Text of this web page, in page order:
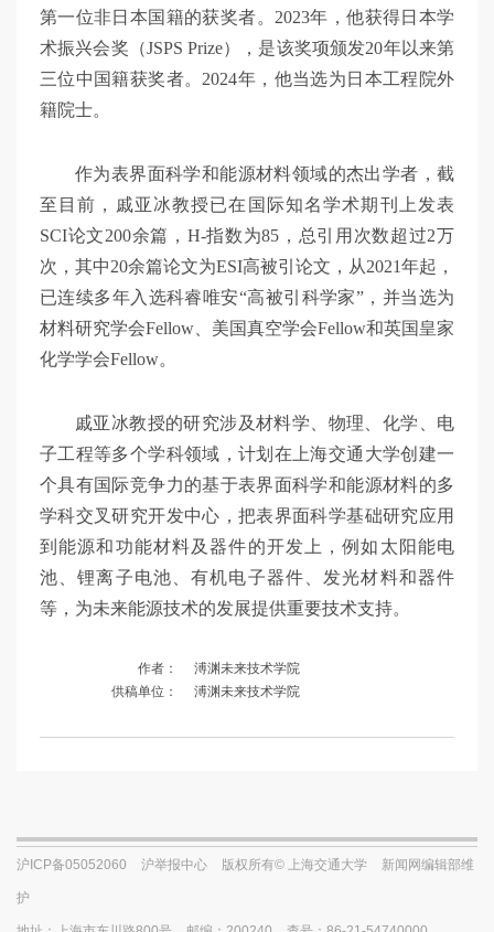
第一位非日本国籍的获奖者。2023年，他获得日本学
术振兴会奖（JSPS Prize），是该奖项颁发20年以来第
三位中国籍获奖者。2024年，他当选为日本工程院外
籍院士。
作为表界面科学和能源材料领域的杰出学者，截
至目前，戚亚冰教授已在国际知名学术期刊上发表
SCI论文200余篇，H-指数为85，总引用次数超过2万
次，其中20余篇论文为ESI高被引论文，从2021年起，
已连续多年入选科睿唯安“高被引科学家”，并当选为
材料研究学会Fellow、美国真空学会Fellow和英国皇家
化学学会Fellow。
戚亚冰教授的研究涉及材料学、物理、化学、电
子工程等多个学科领域，计划在上海交通大学创建一
个具有国际竞争力的基于表界面科学和能源材料的多
学科交叉研究开发中心，把表界面科学基础研究应用
到能源和功能材料及器件的开发上，例如太阳能电
池、锂离子电池、有机电子器件、发光材料和器件
等，为未来能源技术的发展提供重要技术支持。
作者：
溥渊未来技术学院
供稿单位：
溥渊未来技术学院
沪ICP备05052060 沪举报中心 版权所有© 上海交通大学 新闻网编辑部维
护